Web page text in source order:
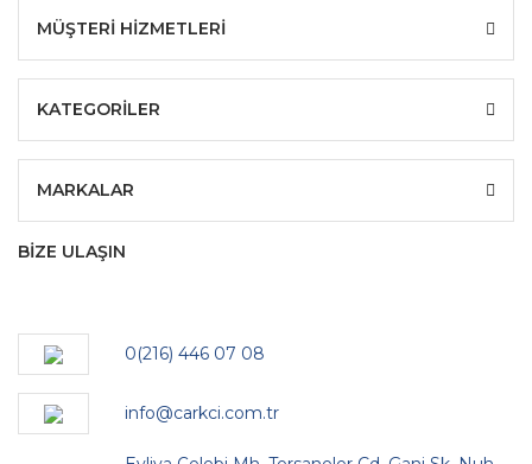
MÜŞTERİ HİZMETLERİ
KATEGORİLER
MARKALAR
BİZE ULAŞIN
0(216) 446 07 08
info@carkci.com.tr